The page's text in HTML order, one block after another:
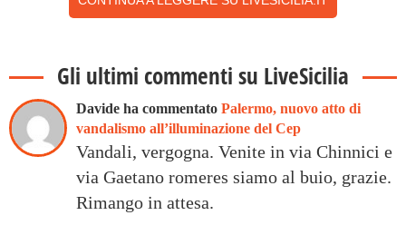
Gli ultimi commenti su LiveSicilia
Davide ha commentato Palermo, nuovo atto di
vandalismo all’illuminazione del Cep
Vandali, vergogna. Venite in via Chinnici e
via Gaetano romeres siamo al buio, grazie.
Rimango in attesa.